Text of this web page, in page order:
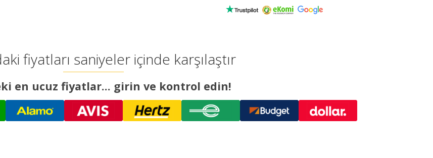
fiyatları saniyeler içinde karşılaştır
en ucuz fiyatlar... girin ve kontrol edin!